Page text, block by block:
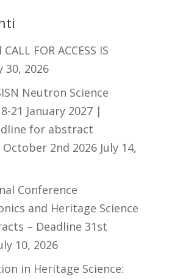
FOR ACCESS IS
30, 2026
Neutron Science
21 January 2027 |
for abstract
2nd 2026 July 14,
Conference
and Heritage Science
– Deadline 31st
10, 2026
in Heritage Science: